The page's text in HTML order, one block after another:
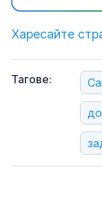
Харесайте
Тагове: